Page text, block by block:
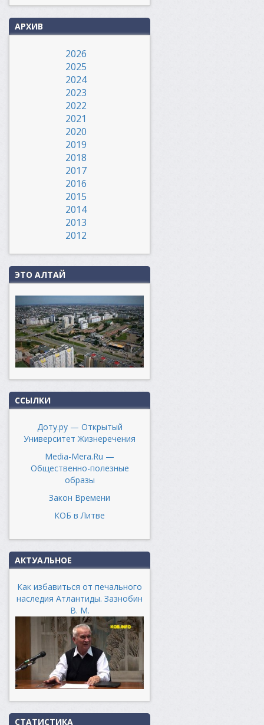
АРХИВ
2026
2025
2024
2023
2022
2021
2020
2019
2018
2017
2016
2015
2014
2013
2012
ЭТО АЛТАЙ
ССЫЛКИ
Доту.ру — Открытый
Университет Жизнеречения
Media-Mera.Ru —
Общественно-полезные
образы
Закон Времени
КОБ в Литве
АКТУАЛЬНОЕ
Как избавиться от печального
наследия Атлантиды. Зазнобин
В. М.
СТАТИСТИКА